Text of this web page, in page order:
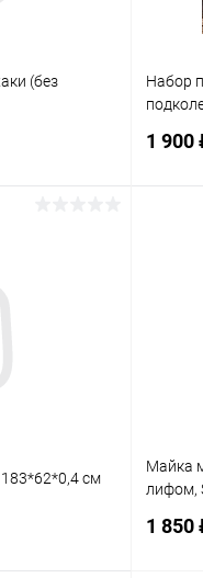
(без
Набор
1 900
см
Майка
лифом,
1 850